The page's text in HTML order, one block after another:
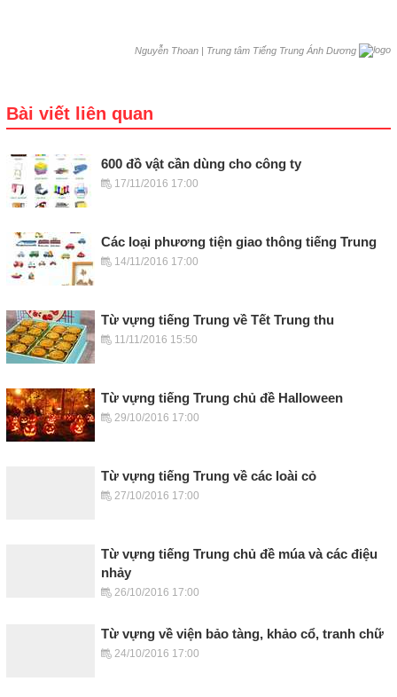
Nguyễn Thoan | Trung tâm Tiếng Trung Ánh Dương
Bài viết liên quan
600 đồ vật cần dùng cho công ty
17/11/2016 17:00
Các loại phương tiện giao thông tiếng Trung
14/11/2016 17:00
Từ vựng tiếng Trung về Tết Trung thu
11/11/2016 15:50
Từ vựng tiếng Trung chủ đề Halloween
29/10/2016 17:00
Từ vựng tiếng Trung về các loài cỏ
27/10/2016 17:00
Từ vựng tiếng Trung chủ đề múa và các điệu
nhảy
26/10/2016 17:00
Từ vựng về viện bảo tàng, khảo cổ, tranh chữ
24/10/2016 17:00